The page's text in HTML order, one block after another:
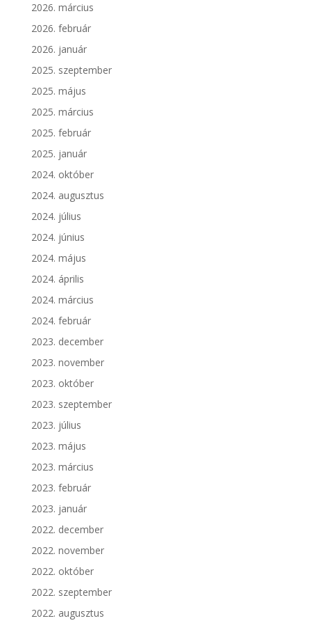
2026. március
2026. február
2026. január
2025. szeptember
2025. május
2025. március
2025. február
2025. január
2024. október
2024. augusztus
2024. július
2024. június
2024. május
2024. április
2024. március
2024. február
2023. december
2023. november
2023. október
2023. szeptember
2023. július
2023. május
2023. március
2023. február
2023. január
2022. december
2022. november
2022. október
2022. szeptember
2022. augusztus